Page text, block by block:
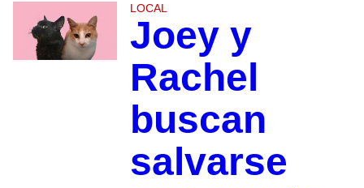
LOCAL
Joey y
Rachel
buscan
salvarse